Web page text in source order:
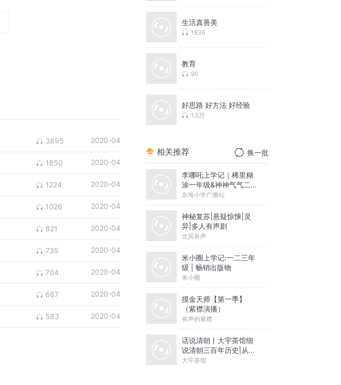
3895 2020-04
1850 2020-04
1224 2020-04
1026 2020-04
821 2020-04
735 2020-04
704 2020-04
667 2020-04
583 2020-04
生活真善美
1836
教育
99
好思路 好方法 好经验
1.5万
相关推荐 换一批
李哪吒上学记｜稀里糊
涂一年级&神神气气二年
级
东海小学广播站
神秘复苏|悬疑惊悚|灵
异|多人有声剧
北冥有声
米小圈上学记:一二三年
级 | 畅销出版物
米小圈
摸金天师【第一季】
（紫襟演播）
有声的紫襟
话说清朝丨大宇茶馆细
说清朝三百年历史|从努
尔哈赤到末代皇帝溥仪|
大宇茶馆